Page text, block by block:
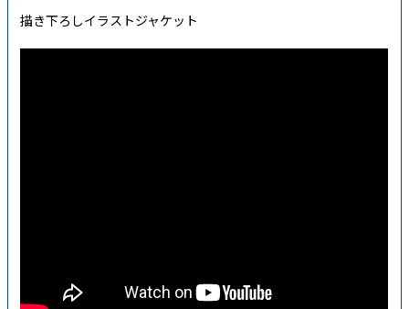
描き下ろしイラストジャケット